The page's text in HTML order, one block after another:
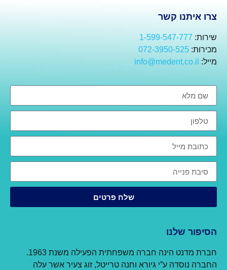
צרו איתנו קשר
שירות: 1-599-547-777
מכירות: 072-3950-525
מייל: info@medent.co.il
שלח פרטים
הסיפור שלנו
חברת מדנט הינה חברה משפחתית הפעילה משנת 1963.
החברה נוסדה ע”י גיורא וחנה טרייטל, זוג צעיר אשר עלה